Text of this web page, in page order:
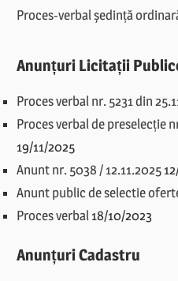
Proces-verbal ședință
Anunțuri Licitații
Proces verbal nr. 5231 din
Proces verbal de preselecție
19/11/2025
Anunt nr. 5038 / 12.11.2025
Anunt public de selectie
Proces verbal 18/10/2023
Anunțuri Cadastru